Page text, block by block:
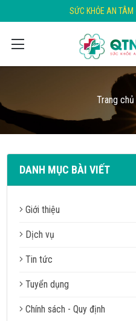
SỨC KHỎE AN
Trang chủ
DANH MỤC BÀI VIẾT
Giới thiệu
Dịch vụ
Tin tức
Tuyển dụng
Chính sách - Quy định